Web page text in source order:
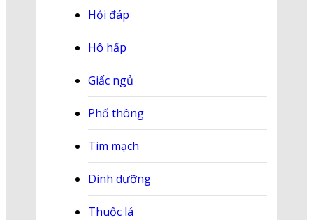
Hỏi đáp
Hô hấp
Giấc ngủ
Phổ thông
Tim mạch
Dinh dưỡng
Thuốc lá